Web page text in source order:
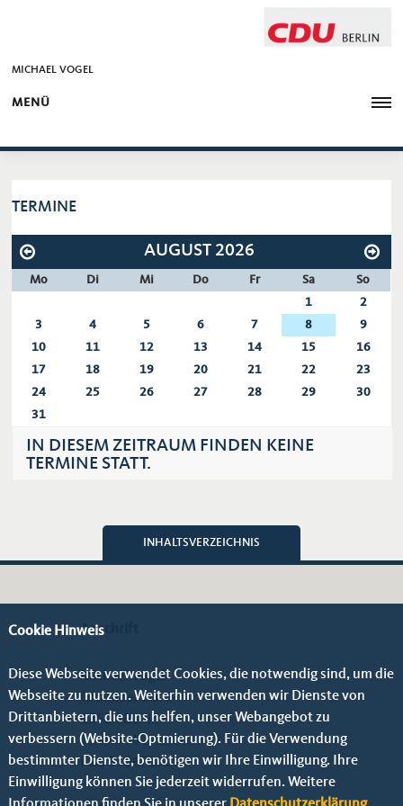
MICHAEL VOGEL
MENÜ
TERMINE
AUGUST 2026
Mo Di Mi Do Fr Sa
So
1
2
3
4 5 6 7 8
9
10
11 12 13 14 15
16
17
18 19 20 21 22
23
24
25 26 27 28 29
30
31
IN DIESEM ZEITRAUM FINDEN KEINE
TERMINE STATT.
INHALTSVERZEICHNIS
Anschrift
Michael Vogel
Grünauer Str. 9
12524 Berlin
Telefon:01723001842
Fax: 0306729299
Cookie Hinweis
Diese Webseite verwendet Cookies, die notwendig sind, um die
Webseite zu nutzen. Weiterhin verwenden wir Dienste von
Drittanbietern, die uns helfen, unser Webangebot zu
verbessern (Website-Optmierung). Für die Verwendung
bestimmter Dienste, benötigen wir Ihre Einwilligung. Ihre
Einwilligung können Sie jederzeit widerrufen. Weitere